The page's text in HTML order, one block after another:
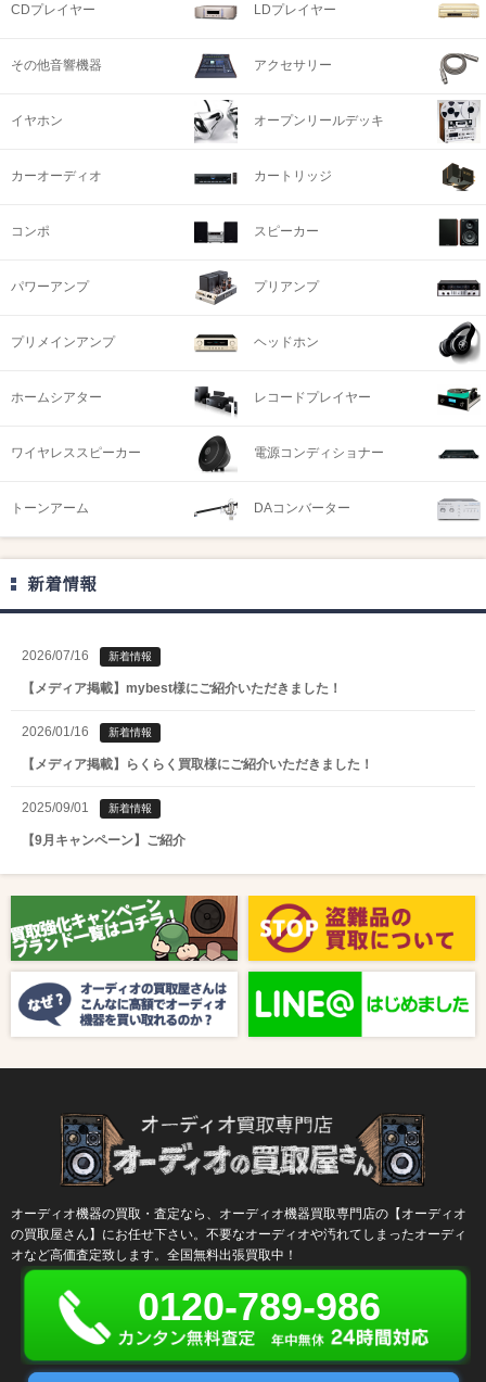
CDプレイヤー LDプレイヤー
その他音響機器 アクセサリー
イヤホン オープンリールデッキ
カーオーディオ カートリッジ
コンポ スピーカー
パワーアンプ プリアンプ
プリメインアンプ ヘッドホン
ホームシアター レコードプレイヤー
ワイヤレススピーカー 電源コンディショナー
トーンアーム DAコンバーター
新着情報
2026/07/16 新着情報
【メディア掲載】mybest様にご紹介いただきました！
2026/01/16 新着情報
【メディア掲載】らくらく買取様にご紹介いただきました！
2025/09/01 新着情報
【9月キャンペーン】ご紹介
【8月キャンペーン】ご紹介
2024/10/04 新着情報
【ラジオ番組放送のお知らせ】
オーディオ機器の買取・査定なら、オーディオ機器買取専門店の【オーディオ
の買取屋さん】にお任せ下さい。不要なオーディオや汚れてしまったオーディ
オなど高価査定致します。全国無料出張買取中！
0120-789-986